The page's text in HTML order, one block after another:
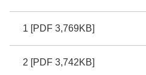
1 [PDF 3,769KB]
2 [PDF 3,742KB]